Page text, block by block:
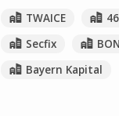
TWAICE
Secfix
Bayern Kapital